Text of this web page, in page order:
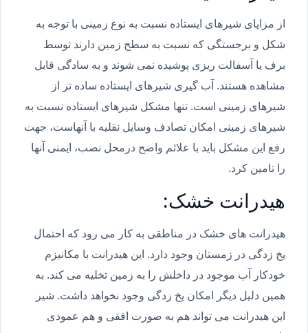
از مزایای شیرهای ایستاده نسبت به نوع زمینی با توجه به
شکل و برجستگی که نسبت به سطح زمین دارند توسط
برف یا آسفالت ریزی پوشیده نمی شوند و به سادگی قابل
مشاهده هستند. آب گیری شیرهای ایستاده ساده تر از
شیرهای زمینی است. تنها مشکل شیرهای ایستاده نسبت به
شیرهای زمینی امکان تصادف وسایل نقلیه با آنهاست، جهت
رفع این مشکل باید با علائم واضح درمحل نصب، ایمنی آنها
را تامین کرد.
هیدرانت خشک:
هیدرانت های خشک در مناطقی به کار می رود که احتمال
یخ زدگی در زمستان وجود دارد. این هیدرانت با مکانیزم
خودکار آب موجود در داخلش را به زمین تخلیه می کند. به
همین دلیل دیگر امکان یخ زدگی وجود نخواهد داشت. شیر
این هیدرانت می تواند هم به صورت افقی و هم عمودی